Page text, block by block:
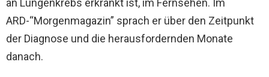
ARD-“Morgenmagazin” sprach er über den Zeitpunkt
der Diagnose und die herausfordernden Monate
danach.